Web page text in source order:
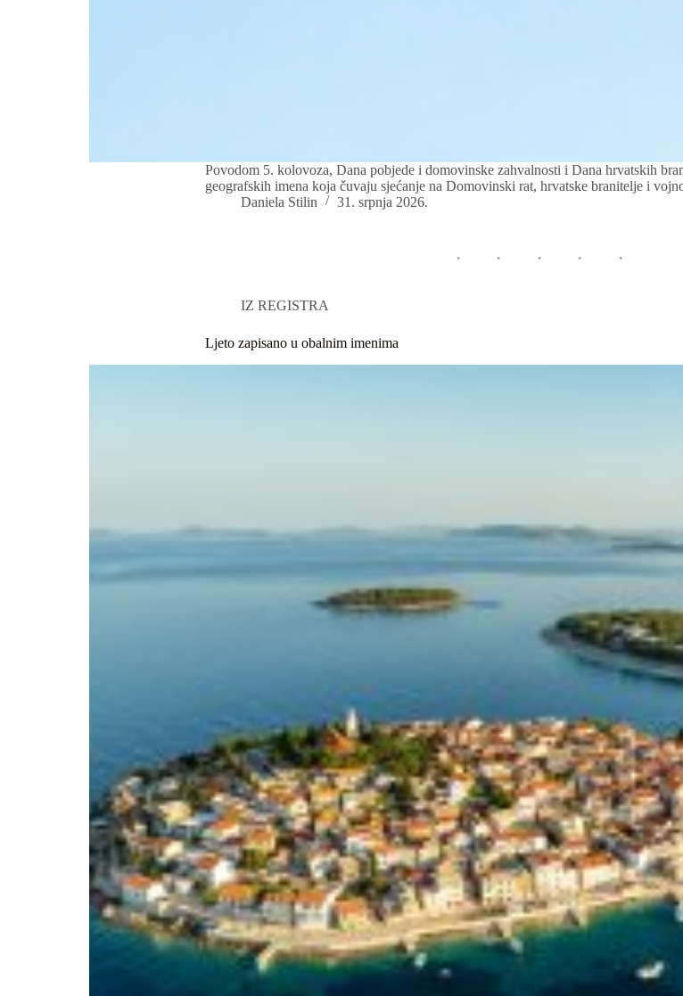
Povodom 5. kolovoza, Dana pobjede i domovinske zahvalnosti i Dana hrvatskih
geografskih imena koja čuvaju sjećanje na Domovinski rat, hrvatske branitelje i
Daniela Stilin
31. srpnja 2026.
IZ REGISTRA
Ljeto zapisano u obalnim imenima